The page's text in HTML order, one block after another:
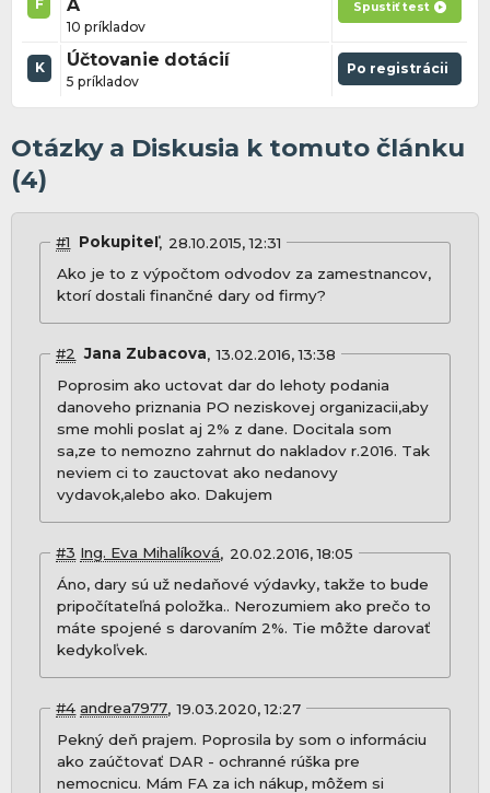
F A
10 príkladov
Spustiť test
K Účtovanie dotácií
5 príkladov
Po registrácii
Otázky a Diskusia k tomuto článku
(4)
#1 Pokupiteľ 28.10.2015, 12:31
Ako je to z výpočtom odvodov za zamestnancov,
ktorí dostali finančné dary od firmy?
#2 Jana Zubacova
13.02.2016, 13:38
Poprosim ako uctovat dar do lehoty podania
danoveho priznania PO neziskovej organizacii,aby
sme mohli poslat aj 2% z dane. Docitala som
sa,ze to nemozno zahrnut do nakladov r.2016. Tak
neviem ci to zauctovat ako nedanovy
vydavok,alebo ako. Dakujem
#3 Ing. Eva Mihalíková
20.02.2016, 18:05
Áno, dary sú už nedaňové výdavky, takže to bude
pripočítateľná položka.. Nerozumiem ako prečo to
máte spojené s darovaním 2%. Tie môžte darovať
kedykoľvek.
#4 andrea7977 19.03.2020, 12:27
Pekný deň prajem. Poprosila by som o informáciu
ako zaúčtovať DAR - ochranné rúška pre
nemocnicu. Mám FA za ich nákup, môžem si